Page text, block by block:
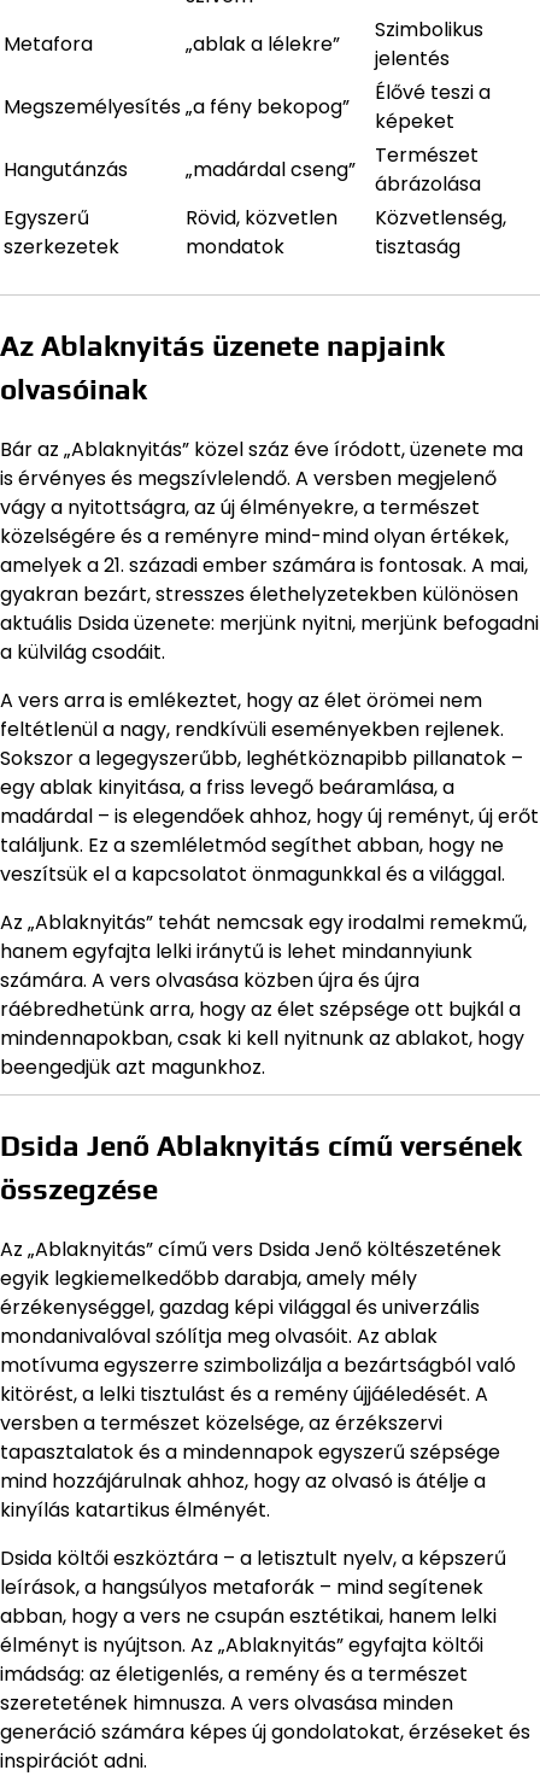
Metafora
„ablak a lélekre”
Szimbolikus
jelentés
Megszemélyesítés„a fény bekopog”
Élővé teszi a
képeket
Hangutánzás
„madárdal cseng”
Természet
ábrázolása
Egyszerű
szerkezetek
Rövid, közvetlen
mondatok
Közvetlenség,
tisztaság
Az Ablaknyitás üzenete napjaink
olvasóinak
Bár az „Ablaknyitás” közel száz éve íródott, üzenete ma
is érvényes és megszívlelendő. A versben megjelenő
vágy a nyitottságra, az új élményekre, a természet
közelségére és a reményre mind-mind olyan értékek,
amelyek a 21. századi ember számára is fontosak. A mai,
gyakran bezárt, stresszes élethelyzetekben különösen
aktuális Dsida üzenete: merjünk nyitni, merjünk befogadni
a külvilág csodáit.
A vers arra is emlékeztet, hogy az élet örömei nem
feltétlenül a nagy, rendkívüli eseményekben rejlenek.
Sokszor a legegyszerűbb, leghétköznapibb pillanatok –
egy ablak kinyitása, a friss levegő beáramlása, a
madárdal – is elegendőek ahhoz, hogy új reményt, új erőt
találjunk. Ez a szemléletmód segíthet abban, hogy ne
veszítsük el a kapcsolatot önmagunkkal és a világgal.
Az „Ablaknyitás” tehát nemcsak egy irodalmi remekmű,
hanem egyfajta lelki iránytű is lehet mindannyiunk
számára. A vers olvasása közben újra és újra
ráébredhetünk arra, hogy az élet szépsége ott bujkál a
mindennapokban, csak ki kell nyitnunk az ablakot, hogy
beengedjük azt magunkhoz.
Dsida Jenő Ablaknyitás című versének
összegzése
Az „Ablaknyitás” című vers Dsida Jenő költészetének
egyik legkiemelkedőbb darabja, amely mély
érzékenységgel, gazdag képi világgal és univerzális
mondanivalóval szólítja meg olvasóit. Az ablak
motívuma egyszerre szimbolizálja a bezártságból való
kitörést, a lelki tisztulást és a remény újjáéledését. A
versben a természet közelsége, az érzékszervi
tapasztalatok és a mindennapok egyszerű szépsége
mind hozzájárulnak ahhoz, hogy az olvasó is átélje a
kinyílás katartikus élményét.
Dsida költői eszköztára – a letisztult nyelv, a képszerű
leírások, a hangsúlyos metaforák – mind segítenek
abban, hogy a vers ne csupán esztétikai, hanem lelki
élményt is nyújtson. Az „Ablaknyitás” egyfajta költői
imádság: az életigenlés, a remény és a természet
szeretetének himnusza. A vers olvasása minden
generáció számára képes új gondolatokat, érzéseket és
inspirációt adni.